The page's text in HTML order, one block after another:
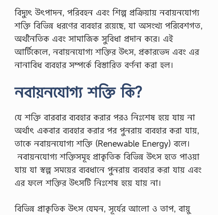
বিদ্যুৎ উৎপাদন, পরিবহন এবং শিল্প প্রক্রিয়ায় নবায়নযোগ্য
শক্তি বিভিন্ন ধরণের ব্যবহার রয়েছে, যা অসংখ্য পরিবেশগত,
অর্থনৈতিক এবং সামাজিক সুবিধা প্রদান করে। এই
আর্টিকেলে, নবায়নযোগ্য শক্তির উৎস, প্রকারভেদ এবং এর
নানাবিধ ব্যবহার সম্পর্কে বিস্তারিত বর্ণনা করা হল।
নবায়নযোগ্য শক্তি কি?
যে শক্তি বারবার ব্যবহার করার পরও নিঃশেষ হয়ে যায় না
অর্থাৎ একবার ব্যবহার করার পর পুনরায় ব্যবহার করা যায়,
তাকে নবায়নযোগ্য শক্তি (Renewable Energy) বলে।
নবায়নযোগ্য শক্তিসমূহ প্রাকৃতিক বিভিন্ন উৎস হতে পাওয়া
যায় যা স্বল্প সময়ের ব্যবধানে পুনরায় ব্যবহার করা যায় এবং
এর ফলে শক্তির উৎসটি নিঃশেষ হয়ে যায় না।
বিভিন্ন প্রাকৃতিক উৎস যেমন, সূর্যের আলো ও তাপ, বায়ু